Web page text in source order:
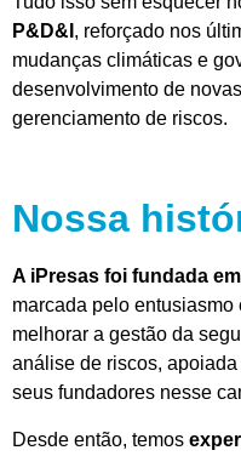
P&D&I , reforçado nos
mudanças climáticas e
desenvolvimento de
gerenciamento de riscos.
Nossa
A iPresas foi fundada
marcada pelo
melhorar a gestão da
análise de riscos,
seus fundadores nesse
Desde então, temos